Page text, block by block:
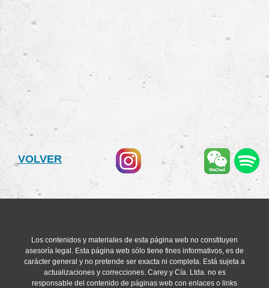
VOLVER
Los contenidos y materiales de esta página web no constituyen
asesoría legal. Esta página web sólo tiene fines informativos, es de
carácter general y no pretende ser exacta ni completa. Está sujeta a
actualizaciones y correcciones. Carey y Cía. Ltda. no es
responsable del contenido de páginas web con enlaces o links